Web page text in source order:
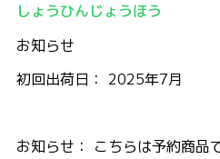
しょうひんじょうほう
お知らせ
初回出荷日： 2025年7月
お知らせ： こちらは予約商品